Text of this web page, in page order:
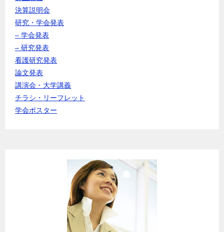
決算説明会
研究・学会発表
– 学会発表
– 研究発表
看護研究発表
論文発表
講演会・大学講義
チラシ・リーフレット
学会ポスター